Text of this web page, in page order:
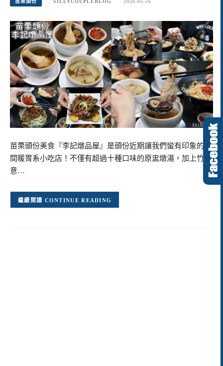
苗栗頭份 SILLYCOUPLEBLOG 2026-05-26
苗栗頭份美食『李記燉品屋』是頭份近期讓我們蠻有印象的一
間暖胃系小吃店！不僅有超過十種口味的原盅燉湯，加上竹山
意…
CONTINUE READING